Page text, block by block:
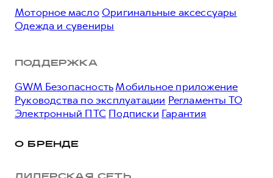
Моторное масло Оригинальные аксессуары
Одежда и сувениры
ПОДДЕРЖКА
GWM БезопасностьМобильное приложение
Руководства по эксплуатации Регламенты ТО
Электронный ПТС Подписки Гарантия
О БРЕНДЕ